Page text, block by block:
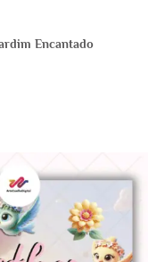
Encantado